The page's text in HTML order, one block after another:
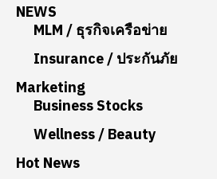
NEWS
MLM / ธุรกิจเครือข่าย
Insurance / ประกันภัย
Marketing
Business Stocks
Wellness / Beauty
Hot News